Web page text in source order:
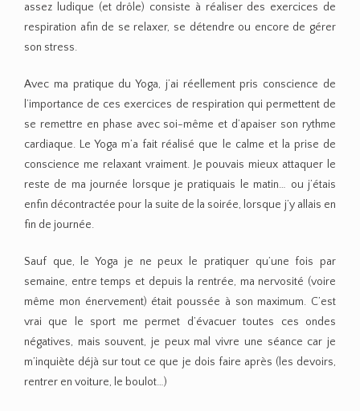
assez ludique (et drôle) consiste à réaliser des exercices de
respiration afin de se relaxer, se détendre ou encore de gérer
son stress.
Avec ma pratique du Yoga, j’ai réellement pris conscience de
l’importance de ces exercices de respiration qui permettent de
se remettre en phase avec soi-même et d’apaiser son rythme
cardiaque. Le Yoga m’a fait réalisé que le calme et la prise de
conscience me relaxant vraiment. Je pouvais mieux attaquer le
reste de ma journée lorsque je pratiquais le matin… ou j’étais
enfin décontractée pour la suite de la soirée, lorsque j’y allais en
fin de journée.
Sauf que, le Yoga je ne peux le pratiquer qu’une fois par
semaine, entre temps et depuis la rentrée, ma nervosité (voire
même mon énervement) était poussée à son maximum. C’est
vrai que le sport me permet d’évacuer toutes ces ondes
négatives, mais souvent, je peux mal vivre une séance car je
m’inquiète déjà sur tout ce que je dois faire après (les devoirs,
rentrer en voiture, le boulot…)